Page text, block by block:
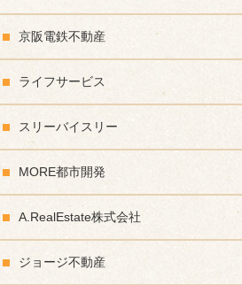
京阪電鉄不動産
ライフサービス
スリーバイスリー
MORE都市開発
A.RealEstate株式会社
ジョージ不動産